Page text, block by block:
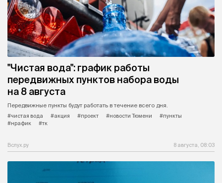
"Чистая вода": график работы
передвижных пунктов набора воды
на 8 августа
Передвижные пункты будут работать в течение всего дня.
#чистая вода
#акция #проект #новости Тюмени
#пункты
#нрафик
#тк
Вслух.ру 8 августа, 08:03